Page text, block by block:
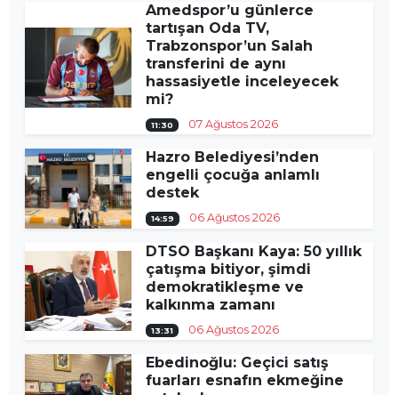
Amedspor’u günlerce
tartışan Oda TV,
Trabzonspor’un Salah
transferini de aynı
hassasiyetle inceleyecek
mi?
11:30 07 Ağustos 2026
Hazro Belediyesi’nden
engelli çocuğa anlamlı
destek
14:59 06 Ağustos 2026
DTSO Başkanı Kaya: 50 yıllık
çatışma bitiyor, şimdi
demokratikleşme ve
kalkınma zamanı
13:31 06 Ağustos 2026
Ebedinoğlu: Geçici satış
fuarları esnafın ekmeğine